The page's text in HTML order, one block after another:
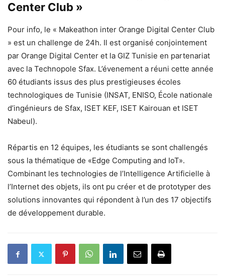
Center Club »
Pour info, le « Makeathon inter Orange Digital Center Club
» est un challenge de 24h. Il est organisé conjointement
par Orange Digital Center et la GIZ Tunisie en partenariat
avec la Technopole Sfax. L’évenement a réuni cette année
60 étudiants issus des plus prestigieuses écoles
technologiques de Tunisie (INSAT, ENISO, École nationale
d’ingénieurs de Sfax, ISET KEF, ISET Kairouan et ISET
Nabeul).
Répartis en 12 équipes, les étudiants se sont challengés
sous la thématique de «Edge Computing and IoT».
Combinant les technologies de l’Intelligence Artificielle à
l’Internet des objets, ils ont pu créer et de prototyper des
solutions innovantes qui répondent à l’un des 17 objectifs
de développement durable.